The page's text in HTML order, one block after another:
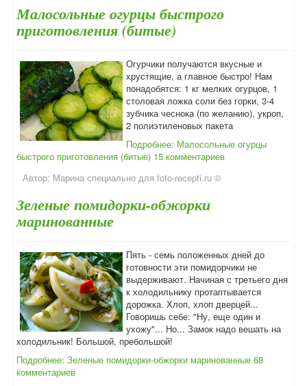
Малосольные огурцы быстрого
приготовления (битые)
Огурчики получаются вкусные и
хрустящие, а главное быстро! Нам
понадобятся: 1 кг мелких огурцов, 1
столовая ложка соли без горки, 3-4
зубчика чеснока (по желанию), укроп,
2 полиэтиленовых пакета
Подробнее: Малосольные огурцы
быстрого приготовления (битые) 15 комментариев
Автор: Марина специально для foto-recepti.ru ©
Зеленые помидорки-обжорки
маринованные
Пять - семь положенных дней до
готовности эти помидорчики не
выдерживают. Начиная с третьего дня
к холодильнику протаптывается
дорожка. Хлоп, хлоп дверцей...
Говоришь себе: "Ну, еще один и
ухожу"... Но... Замок надо вешать на
холодильник! Большой, пребольшой!
Подробнее: Зеленые помидорки-обжорки маринованные 68
комментариев